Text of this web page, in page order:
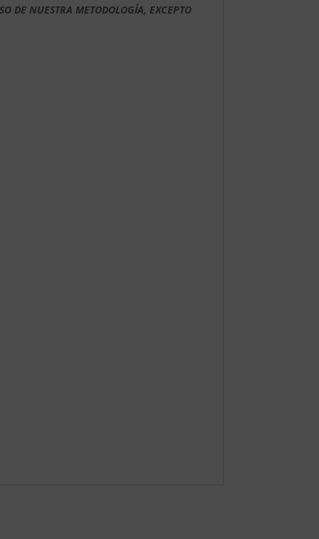
DE NUESTRA METODOLOGÍA, EXCEPTO